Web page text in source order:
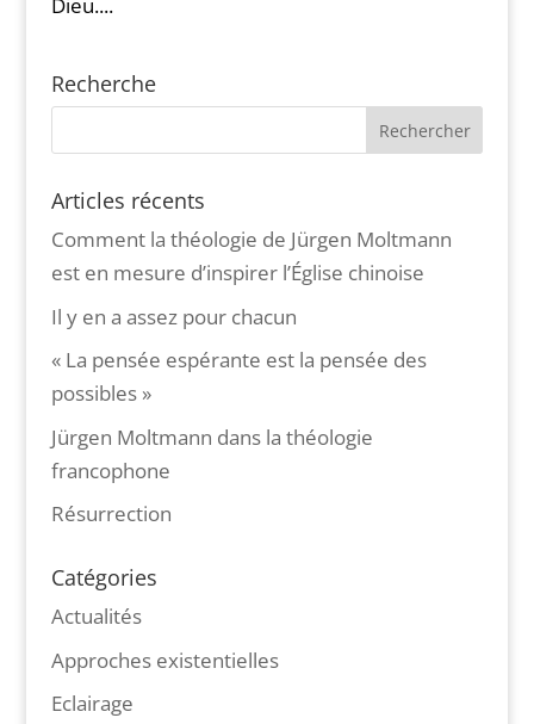
Recherche
Articles récents
Comment la théologie de Jürgen Moltmann
est en mesure d’inspirer l’Église chinoise
Il y en a assez pour chacun
« La pensée espérante est la pensée des
possibles »
Jürgen Moltmann dans la théologie
francophone
Résurrection
Catégories
Actualités
Approches existentielles
Eclairage